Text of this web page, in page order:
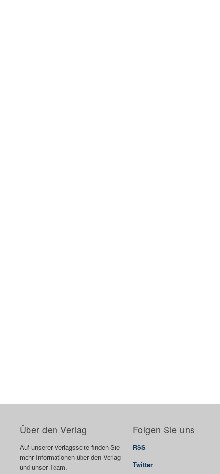
Über den Verlag
Auf unserer Verlagsseite finden Sie
mehr Informationen über den Verlag
und unser Team.
Folgen Sie uns
RSS
Twitter